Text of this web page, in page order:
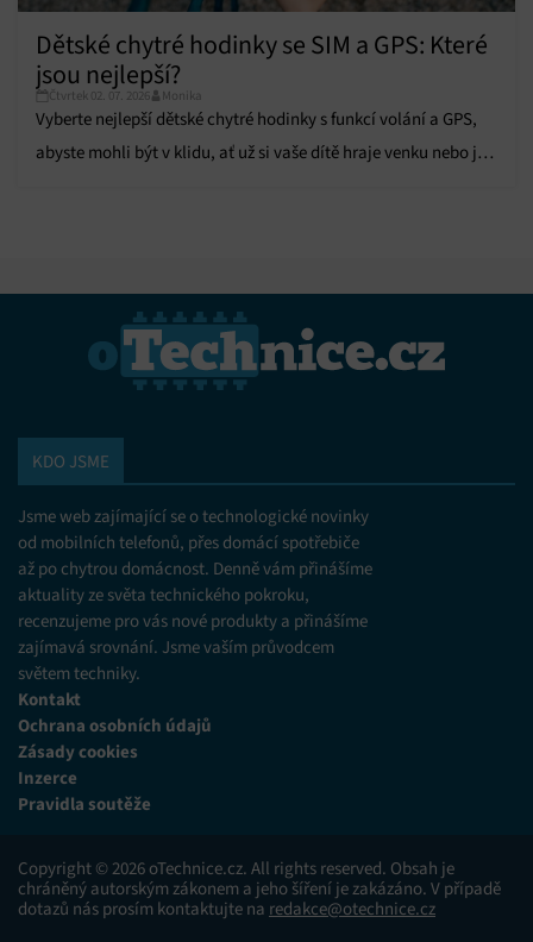
Dětské chytré hodinky se SIM a GPS: Které
jsou nejlepší?
Čtvrtek 02. 07. 2026 Monika
Vyberte nejlepší dětské chytré hodinky s funkcí volání a GPS,
abyste mohli být v klidu, ať už si vaše dítě hraje venku nebo je
KDO JSME
Jsme web zajímající se o technologické novinky
od mobilních telefonů, přes domácí spotřebiče
až po chytrou domácnost. Denně vám přinášíme
aktuality ze světa technického pokroku,
recenzujeme pro vás nové produkty a přinášíme
zajímavá srovnání. Jsme vaším průvodcem
světem techniky.
Kontakt
Ochrana osobních údajů
Zásady cookies
Inzerce
Pravidla soutěže
Copyright © 2026 oTechnice.cz. All rights reserved. Obsah je
chráněný autorským zákonem a jeho šíření je zakázáno. V případě
dotazů nás prosím kontaktujte na redakce@otechnice.cz